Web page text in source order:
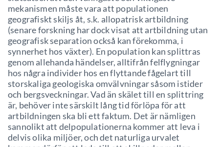
mekanismen måste vara att populationen
geografiskt skiljs åt, s.k. allopatrisk artbildning
(senare forskning har dock visat att artbildning utan
geografisk separation också kan förekomma, i
synnerhet hos växter). En population kan splittras
genom allehanda händelser, alltifrån felflygningar
hos några individer hos en flyttande fågelart till
storskaliga geologiska omvälvningar såsom istider
och bergsveckningar. Vad än skälet till en splittring
är, behöver inte särskilt lång tid förlöpa för att
artbildningen ska bli ett faktum. Det är nämligen
sannolikt att delpopulationerna kommer att leva i
delvis olika miljöer, och det naturliga urvalet